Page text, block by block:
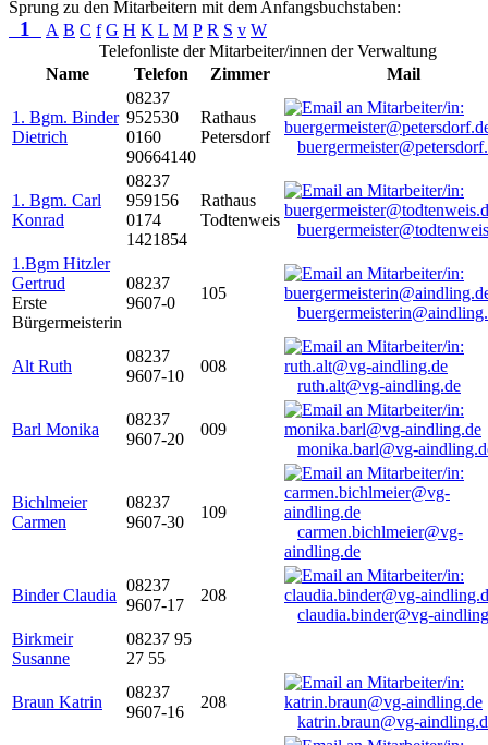
Sprung zu den Mitarbeitern mit dem Anfangsbuchstaben:
1 A B C f G H K L M P R S v W
Telefonliste der Mitarbeiter/innen der Verwaltung
Name
Telefon Zimmer Mail
1. Bgm. Binder
Dietrich
08237
952530
0160
90664140
Rathaus
Petersdorf
1. Bgm. Carl
Konrad
08237
959156
0174
1421854
Rathaus
Todtenweis
1.Bgm Hitzler
Gertrud
Erste
Bürgermeisterin
08237
9607-0
105
Alt Ruth
08237
9607-10
008
ruth.alt@vg-aindling.de
Barl Monika
08237
9607-20
009
monika.barl@vg-
Bichlmeier
Carmen
08237
9607-30
109
carmen.bichlmeier@vg-
aindling.de
Binder Claudia
08237
9607-17
208
claudia.binder@vg-
Birkmeir
Susanne
08237 95
27 55
Braun Katrin
08237
9607-16
208
katrin.braun@vg-